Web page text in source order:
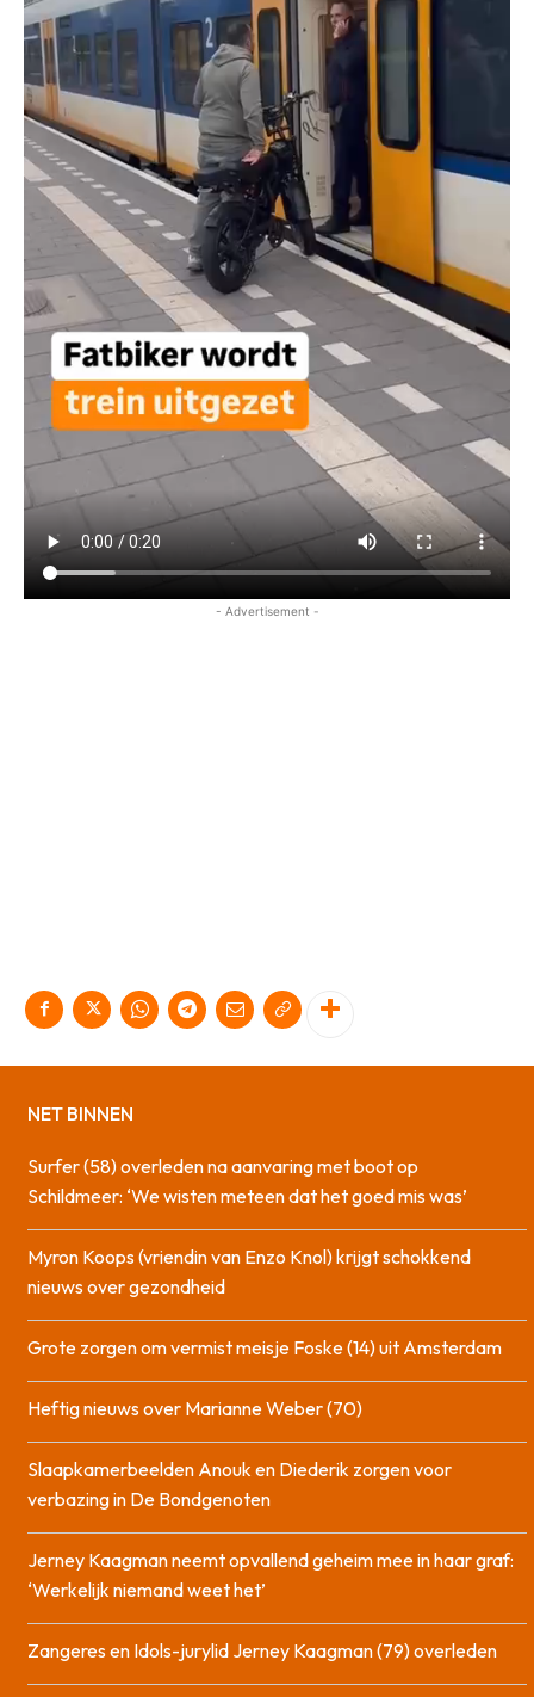
- Advertisement -
NET BINNEN
Surfer (58) overleden na aanvaring met boot op
Schildmeer: ‘We wisten meteen dat het goed mis was’
Myron Koops (vriendin van Enzo Knol) krijgt schokkend
nieuws over gezondheid
Grote zorgen om vermist meisje Foske (14) uit Amsterdam
Heftig nieuws over Marianne Weber (70)
Slaapkamerbeelden Anouk en Diederik zorgen voor
verbazing in De Bondgenoten
Jerney Kaagman neemt opvallend geheim mee in haar graf:
‘Werkelijk niemand weet het’
Zangeres en Idols-jurylid Jerney Kaagman (79) overleden